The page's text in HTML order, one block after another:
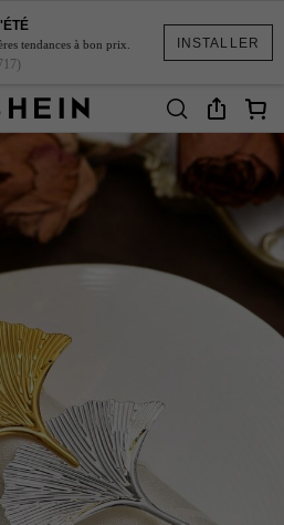
INSTALLER
tendances à bon prix.